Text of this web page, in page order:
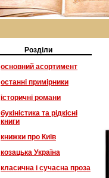
Розділи
основний асортимент
останні примірники
історичні романи
букіністика та рідкісні
книги
книжки про Київ
козацька Україна
класична і сучасна проза